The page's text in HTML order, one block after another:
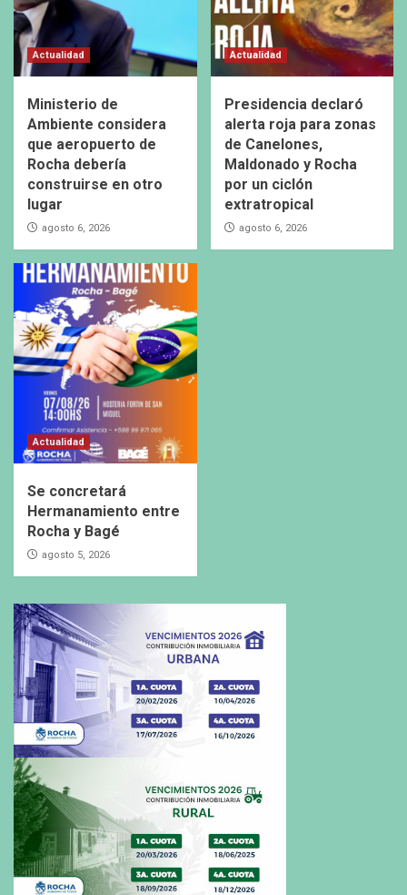
Actualidad
Ministerio de
Ambiente considera
que aeropuerto de
Rocha debería
construirse en otro
lugar
agosto 6, 2026
Actualidad
Presidencia declaró
alerta roja para zonas
de Canelones,
Maldonado y Rocha
por un ciclón
extratropical
agosto 6, 2026
Actualidad
Se concretará
Hermanamiento entre
Rocha y Bagé
agosto 5, 2026